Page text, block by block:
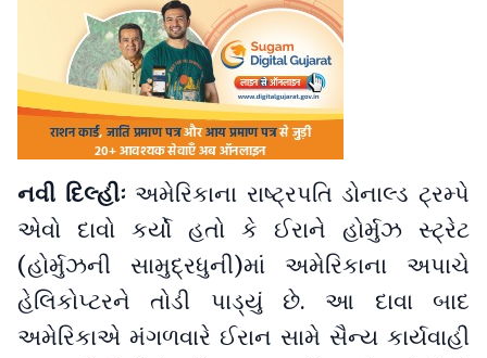
નવી દિલ્હીઃ અમેરિકાના રાષ્ટ્રપતિ ડોનાલ્ડ ટ્રમ્પે
એવો દાવો કર્યો હતો કે ઈરાને હોર્મુઝ સ્ટ્રેટ
(હોર્મુઝની સામુદ્રધુની)માં અમેરિકાના અપાચે
હેલિકોપ્ટરને તોડી પાડ્યું છે. આ દાવા બાદ
અમેરિકાએ મંગળવારે ઈરાન સામે સૈન્ય કાર્યવાહી